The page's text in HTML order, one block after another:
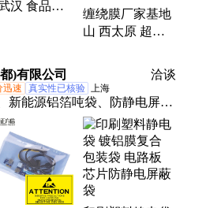
汉 食品鸡
缠绕膜厂家基地
山 西太原 超薄
膜 耐撕裂 国亚
)有限公司 洽谈
迅速 真实性已核验 上海
新能源铝箔吨袋、防静电屏蔽
铝箔袋、真空袋、双PE铝箔内